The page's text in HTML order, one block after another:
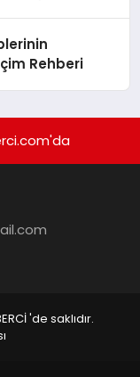
Rehberi
'de saklıdır.